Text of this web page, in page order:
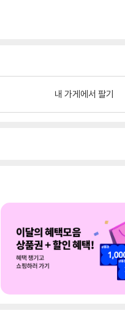
내 가게에서 팔기